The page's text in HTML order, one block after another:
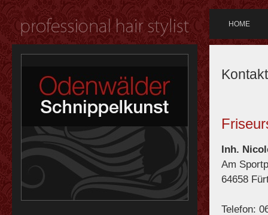
HOME
Inh.
Am
64658
Telefon: